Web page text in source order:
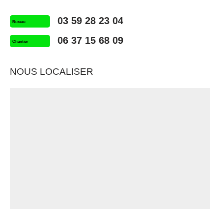
Bureau 03 59 28 23 04
Chantier 06 37 15 68 09
NOUS LOCALISER